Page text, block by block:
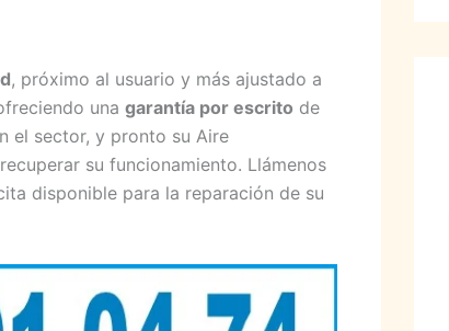
, próximo al usuario y más ajustado a
una garantía por escrito de
el sector, y pronto su Aire
su funcionamiento. Llámenos
disponible para la reparación de su